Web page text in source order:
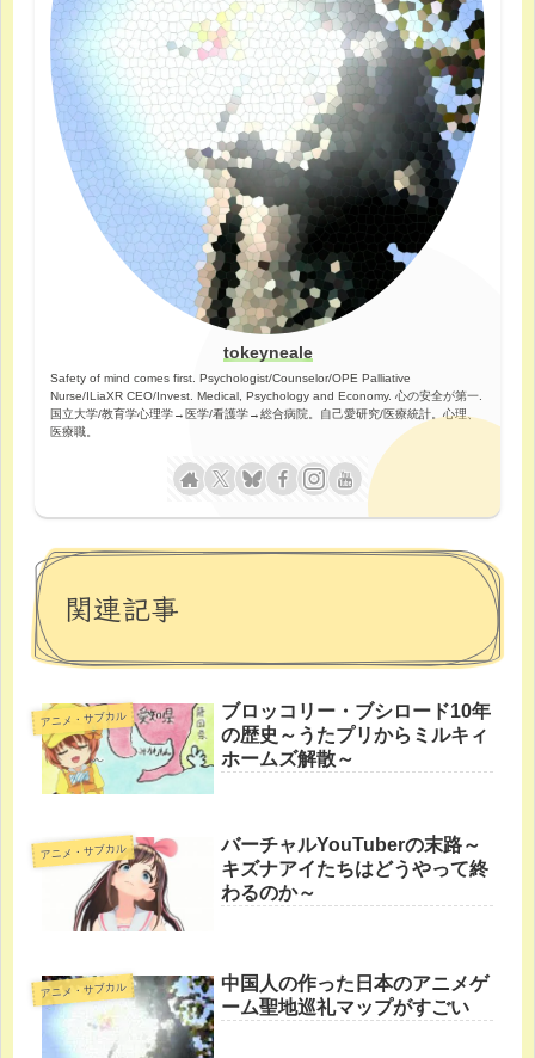
tokeyneale
Safety of mind comes first. Psychologist/Counselor/OPE Palliative
Nurse/ILiaXR CEO/Invest. Medical, Psychology and Economy. 心の安全が第一.
国立大学/教育学心理学→医学/看護学→総合病院。自己愛研究/医療統計。心理、
医療職。
関連記事
アニメ・サブカル
ブロッコリー・ブシロード10年
の歴史～うたプリからミルキィ
ホームズ解散～
アニメ・サブカル
バーチャルYouTuberの末路～
キズナアイたちはどうやって終
わるのか～
アニメ・サブカル
中国人の作った日本のアニメゲ
ーム聖地巡礼マップがすごい